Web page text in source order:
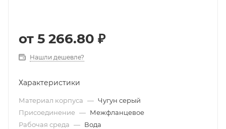
от 5 266.80 ₽
Нашли дешевле?
Характеристики
Материал корпуса — Чугун серый
Присоединение — Межфланцевое
Рабочая среда — Вода